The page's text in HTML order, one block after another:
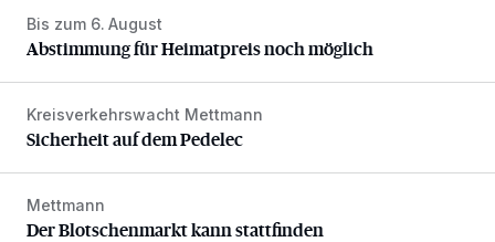
Abstimmung für Heimatpreis noch möglich
Bis zum 6. August
Abstimmung für Heimatpreis noch möglich
Sicherheit auf dem Pedelec
Kreisverkehrswacht Mettmann
Sicherheit auf dem Pedelec
Der Blotschenmarkt kann stattfinden
Mettmann
Der Blotschenmarkt kann stattfinden